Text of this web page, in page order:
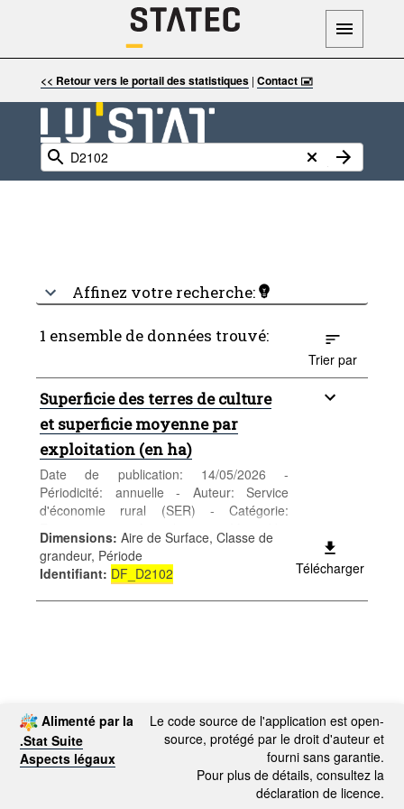
<< Retour vers le portail des statistiques| Contact 🖃
Affinez votre recherche:
1 ensemble de données trouvé:
Trier par
Superficie des terres de culture
et superficie moyenne par
exploitation (en ha)
Date de publication: 14/05/2026 -
Périodicité: annuelle - Auteur: Service
d'économie rural (SER) - Catégorie:
Entreprises - Agriculture - Mots-clés:
agriculture
Dimensions: Aire de Surface, Classe de
grandeur, Période
Identifiant: DF_D2102 Télécharger
Alimenté par la
.Stat Suite
Aspects légaux
Le code source de l'application est open-
source, protégé par le droit d'auteur et
fourni sans garantie.
Pour plus de détails, consultez la
déclaration de licence.